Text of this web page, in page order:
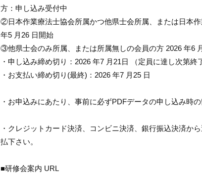
方：申し込み受付中
②日本作業療法士協会所属かつ他県士会所属、または日本
年5 月26 日開始
③他県士会のみ所属、または所属無しの会員の方 2026 年6
・申し込み締め切り：2026 年7 月21日 （定員に達し次第終
・お支払い締め切り(最終)：2026 年7 月25 日
・お申込みにあたり、事前に必ずPDFデータの申し込み時
・クレジットカード決済、コンビニ決済、銀行振込決済か
払下さい。
■研修会案内 URL